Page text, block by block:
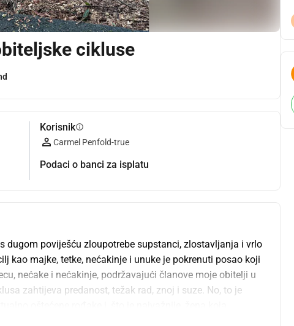
cikluse
Korisnikinfo
Carmel Penfold-true
Podaci o banci za isplatu
dugom poviješću zloupotrebe supstanci, zlostavljanja i vrlo
kao majke, tetke, nećakinje i unuke je pokrenuti posao koji
nećake i nećakinje, podržavajući članove moje obitelji u
zahtijeva predanost, težak rad, znoj i suze. No, to je
sektoru. Radila sam u vrtlarstvu i pejzažnom uređenju